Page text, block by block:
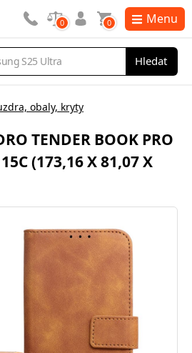
Hledat
0 0 Menu
obaly, kryty
TENDER BOOK PRO
(173,16 X 81,07 X